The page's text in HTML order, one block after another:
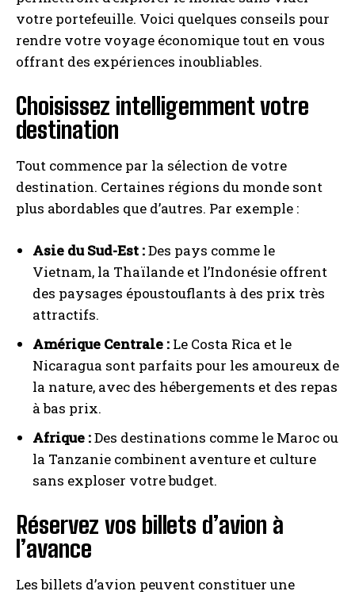
votre portefeuille. Voici quelques conseils pour
rendre votre voyage économique tout en vous
offrant des expériences inoubliables.
Choisissez intelligemment votre
destination
Tout commence par la sélection de votre
destination. Certaines régions du monde sont
plus abordables que d’autres. Par exemple :
Asie du Sud-Est :Des pays comme le
Vietnam, la Thaïlande et l’Indonésie offrent
des paysages époustouflants à des prix très
attractifs.
Amérique Centrale : Le Costa Rica et le
Nicaragua sont parfaits pour les amoureux de
la nature, avec des hébergements et des repas
à bas prix.
Afrique :Des destinations comme le Maroc ou
la Tanzanie combinent aventure et culture
sans exploser votre budget.
Réservez vos billets d’avion à
l’avance
Les billets d’avion peuvent constituer une